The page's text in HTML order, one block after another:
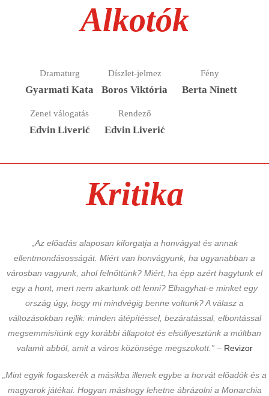
Alkotók
Dramaturg
Gyarmati Kata
Díszlet-jelmez
Boros Viktória
Fény
Berta Ninett
Zenei válogatás
Edvin Liverić
Rendező
Edvin Liverić
Kritika
„Az előadás alaposan kiforgatja a honvágyat és annak
ellentmondásosságát. Miért van honvágyunk, ha ugyanabban a
városban vagyunk, ahol felnőttünk? Miért, ha épp azért hagytunk el
egy a hont, mert nem akartunk ott lenni? Elhagyhat-e minket egy
ország úgy, hogy mi mindvégig benne voltunk? A válasz a
változásokban rejlik: minden átépítéssel, bezáratással, elbontással
megsemmisítünk egy korábbi állapotot és elsüllyesztünk a múltban
valamit abból, amit a város közönsége megszokott.”– Revizor
„Mint egyik fogaskerék a másikba illenek egybe a horvát előadók és a
magyarok játékai. Hogyan máshogy lehetne ábrázolni a Monarchia